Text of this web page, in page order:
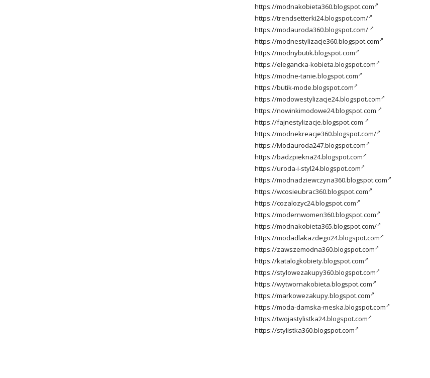
https://modnakobieta360.blogspot.com
https://trendsetterki24.blogspot.com/
https://modauroda360.blogspot.com/
https://modnestylizacje360.blogspot.com
https://modnybutik.blogspot.com
https://elegancka-kobieta.blogspot.com
https://modne-tanie.blogspot.com
https://butik-mode.blogspot.com
https://modowestylizacje24.blogspot.com
https://nowinkimodowe24.blogspot.com
https://fajnestylizacje.blogspot.com
https://modnekreacje360.blogspot.com/
https://Modauroda247.blogspot.com
https://badzpiekna24.blogspot.com
https://uroda-i-styl24.blogspot.com
https://modnadziewczyna360.blogspot.com
https://wcosieubrac360.blogspot.com
https://cozalozyc24.blogspot.com
https://modernwomen360.blogspot.com
https://modnakobieta365.blogspot.com/
https://modadlakazdego24.blogspot.com
https://zawszemodna360.blogspot.com
https://katalogkobiety.blogspot.com
https://stylowezakupy360.blogspot.com
https://wytwornakobieta.blogspot.com
https://markowezakupy.blogspot.com
https://moda-damska-meska.blogspot.com
https://twojastylistka24.blogspot.com
https://stylistka360.blogspot.com